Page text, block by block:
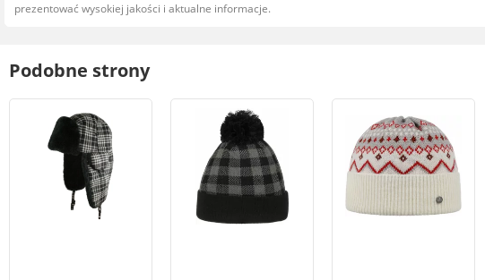
prezentować wysokiej jakości i aktualne informacje.
Podobne strony